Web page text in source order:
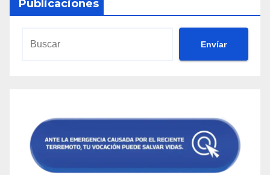
Publicaciones
Envíar